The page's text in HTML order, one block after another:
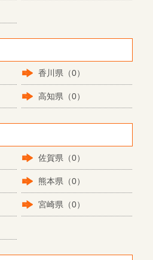
香川県（0）
高知県（0）
佐賀県（0）
熊本県（0）
宮崎県（0）